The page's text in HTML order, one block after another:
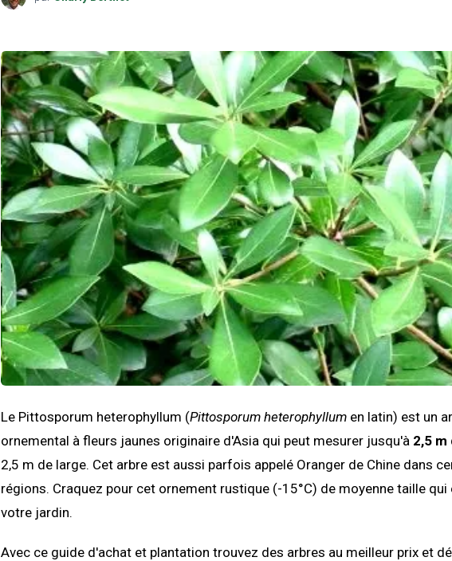
Le Pittosporum heterophyllum (Pittosporum heterophyllum en latin) est un
ornemental à fleurs jaunes originaire d'Asia qui peut mesurer jusqu'à 2,5 m
2,5 m de large. Cet arbre est aussi parfois appelé Oranger de Chine dans
régions. Craquez pour cet ornement rustique (-15°C) de moyenne taille qui
votre jardin.
Avec ce guide d'achat et plantation trouvez des arbres au meilleur prix et